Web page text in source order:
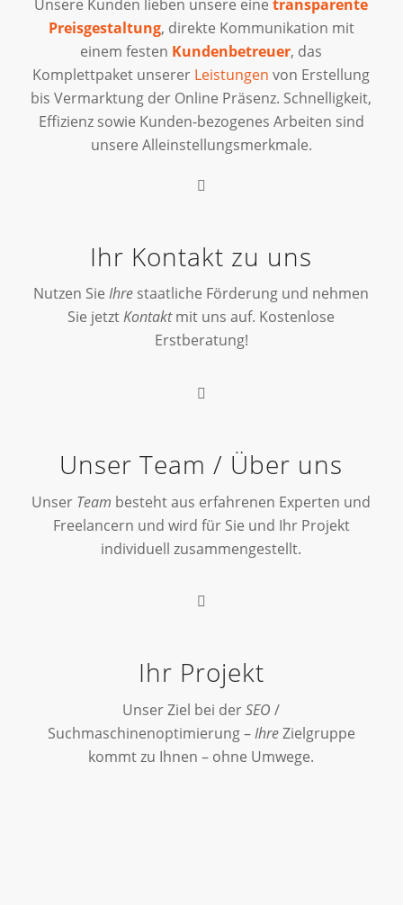
Unsere Kunden lieben unsere einetransparente
Preisgestaltung, direkte Kommunikation mit
einem festen Kundenbetreuer, das
Komplettpaket unserer Leistungen von Erstellung
bis Vermarktung der Online Präsenz. Schnelligkeit,
Effizienz sowie Kunden-bezogenes Arbeiten sind
unsere Alleinstellungsmerkmale.
Ihr Kontakt zu uns
Nutzen SieIhre staatliche Förderung und nehmen
Sie jetztKontaktmit uns auf. Kostenlose
Erstberatung!
Unser Team / Über uns
Unser Team besteht aus erfahrenen Experten und
Freelancern und wird für Sie und Ihr Projekt
individuell zusammengestellt.
Ihr Projekt
Unser Ziel bei derSEO /
Suchmaschinenoptimierung –IhreZielgruppe
kommt zu Ihnen – ohne Umwege.